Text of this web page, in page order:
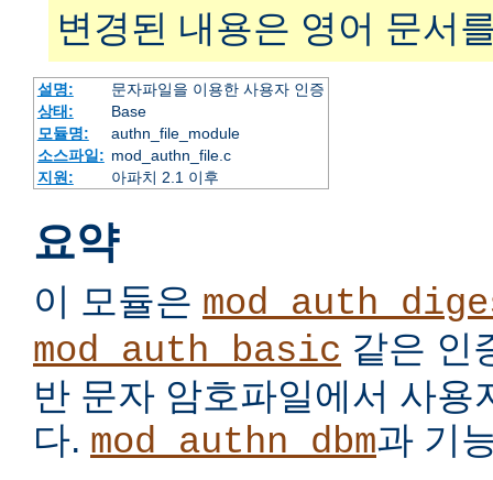
변경된 내용은 영어 문서
설명:
문자파일을 이용한 사용자 인증
상태:
Base
모듈명:
authn_file_module
소스파일: mod_authn_file.c
지원:
아파치 2.1 이후
요약
이 모듈은
mod_auth_basic 같은 인
반 문자 암호파일에서 사용
다. mod_authn_dbm과 기